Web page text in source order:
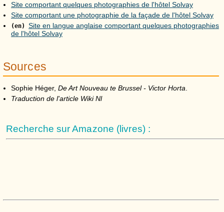
Site comportant quelques photographies de l'hôtel Solvay
Site comportant une photographie de la façade de l'hôtel Solvay
(en) Site en langue anglaise comportant quelques photographies
de l'hôtel Solvay
Sources
Sophie Héger, De Art Nouveau te Brussel - Victor Horta.
Traduction de l'article Wiki Nl
Recherche sur Amazone (livres) :